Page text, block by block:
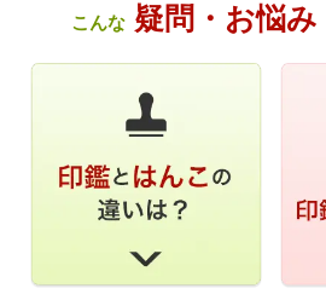
こんな疑問・お悩み